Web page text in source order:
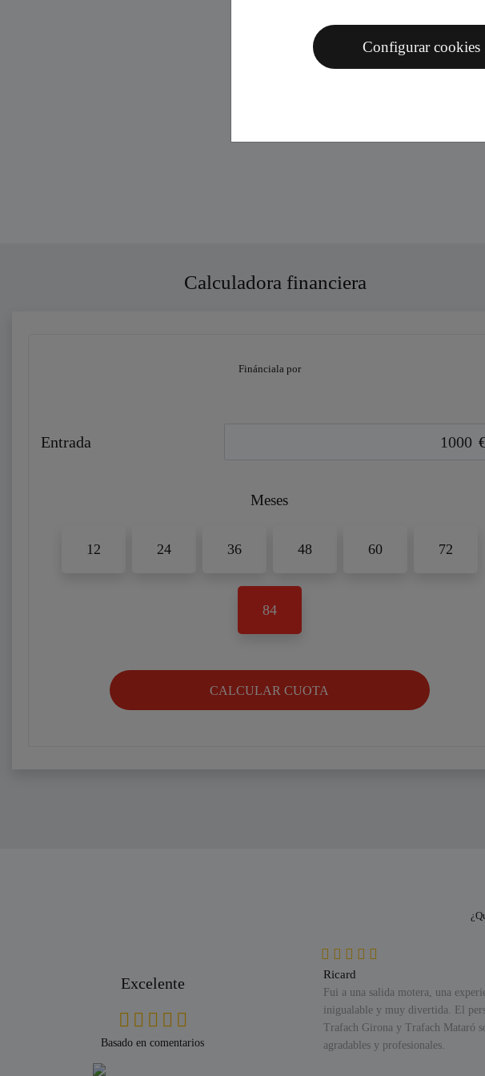
Calculadora financiera
Finánciala por
Entrada
Meses
12 24 36 48 60 72
84
CALCULAR CUOTA
Excelente
Basado en comentarios
Concesionario Oficial Yamaha en la
provincia de Gerona. Muy buena atención,
motos de prueba y taller impecable.
Ricard
Fui a una salida motera, una
inigualable y muy divertida. El
Trafach Girona y Trafach Mataró
agradables y profesionales.
Configurar cookies